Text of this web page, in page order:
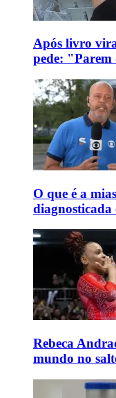
Após livro
pede:
O que é a
diagnosticada
Rebeca
mundo no